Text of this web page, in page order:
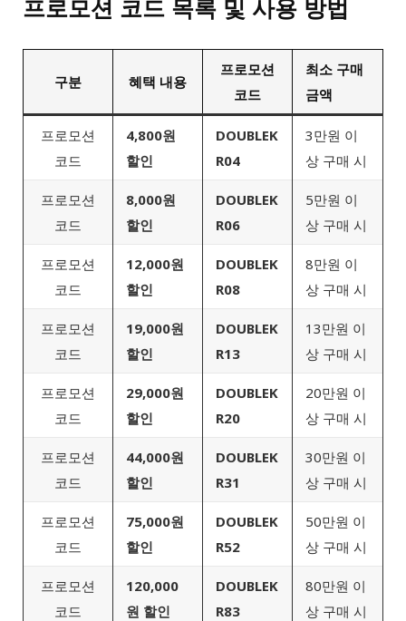
프로모션 코드 목록 및 사용 방법
구분 혜택 내용
프로모션
코드
최소 구매
금액
프로모션
코드
4,800원
할인
DOUBLEK
R04
3만원 이
상 구매 시
프로모션
코드
8,000원
할인
DOUBLEK
R06
5만원 이
상 구매 시
프로모션
코드
12,000원
할인
DOUBLEK
R08
8만원 이
상 구매 시
프로모션
코드
19,000원
할인
DOUBLEK
R13
13만원 이
상 구매 시
프로모션
코드
29,000원
할인
DOUBLEK
R20
20만원 이
상 구매 시
프로모션
코드
44,000원
할인
DOUBLEK
R31
30만원 이
상 구매 시
프로모션
코드
75,000원
할인
DOUBLEK
R52
50만원 이
상 구매 시
프로모션
코드
120,000
원 할인
DOUBLEK
R83
80만원 이
상 구매 시